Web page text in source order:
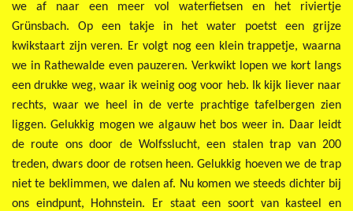
we af naar een meer vol waterfietsen en het riviertje
Grünsbach. Op een takje in het water poetst een grijze
kwikstaart zijn veren. Er volgt nog een klein trappetje, waarna
we in Rathewalde even pauzeren. Verkwikt lopen we kort langs
een drukke weg, waar ik weinig oog voor heb. Ik kijk liever naar
rechts, waar we heel in de verte prachtige tafelbergen zien
liggen. Gelukkig mogen we algauw het bos weer in. Daar leidt
de route ons door de Wolfsslucht, een stalen trap van 200
treden, dwars door de rotsen heen. Gelukkig hoeven we de trap
niet te beklimmen, we dalen af. Nu komen we steeds dichter bij
ons eindpunt, Hohnstein. Er staat een soort van kasteel en